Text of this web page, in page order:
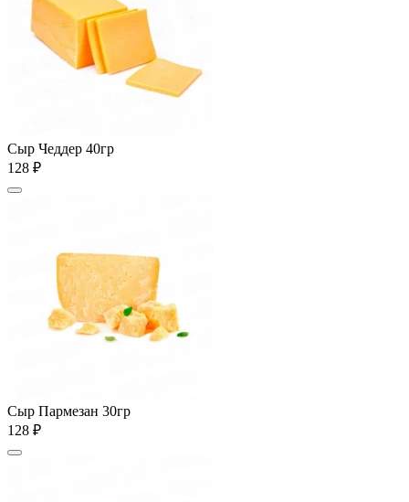
Сыр Чеддер 40гр
128 ₽
Сыр Пармезан 30гр
128 ₽